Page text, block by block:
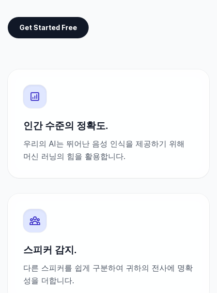
Get Started Free
인간 수준의 정확도.
우리의 AI는 뛰어난 음성 인식을 제공하기 위해
머신 러닝의 힘을 활용합니다.
스피커 감지.
다른 스피커를 쉽게 구분하여 귀하의 전사에 명확
성을 더합니다.